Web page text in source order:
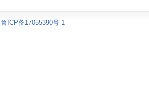
鲁ICP备17055390号-1